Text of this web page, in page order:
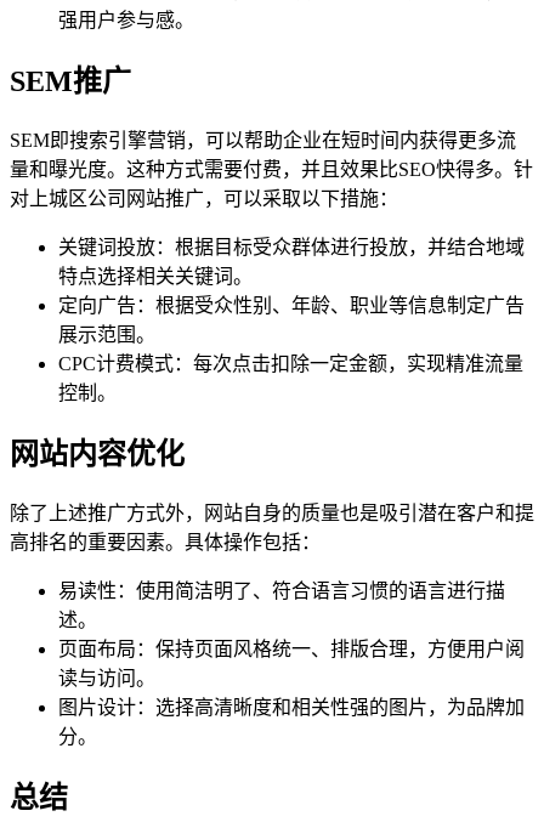
强用户参与感。
SEM推广
SEM即搜索引擎营销，可以帮助企业在短时间内获得更多流
量和曝光度。这种方式需要付费，并且效果比SEO快得多。针
对上城区公司网站推广，可以采取以下措施：
关键词投放：根据目标受众群体进行投放，并结合地域
特点选择相关关键词。
定向广告：根据受众性别、年龄、职业等信息制定广告
展示范围。
CPC计费模式：每次点击扣除一定金额，实现精准流量
控制。
网站内容优化
除了上述推广方式外，网站自身的质量也是吸引潜在客户和提
高排名的重要因素。具体操作包括：
易读性：使用简洁明了、符合语言习惯的语言进行描
述。
页面布局：保持页面风格统一、排版合理，方便用户阅
读与访问。
图片设计：选择高清晰度和相关性强的图片，为品牌加
分。
总结